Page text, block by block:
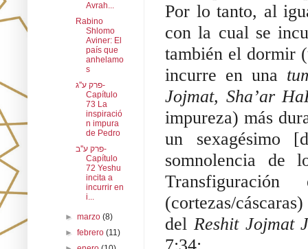
Por lo tanto, al
con la cual se
también el dormir
incurre en una
Jojmat, Sha’ar
impureza) más
un sexagésimo
somnolencia de
(cortezas/
del Reshit Jojmat
Avrah...
Rabino
Shlomo
Aviner: El
país que
anhelamo
s
פרק ע''ג-
Capítulo
73 La
inspiració
n impura
de Pedro
פרק ע''ב-
Capítulo
72 Yeshu
incita a
incurrir en
i...
►marzo(8)
►febrero(11)